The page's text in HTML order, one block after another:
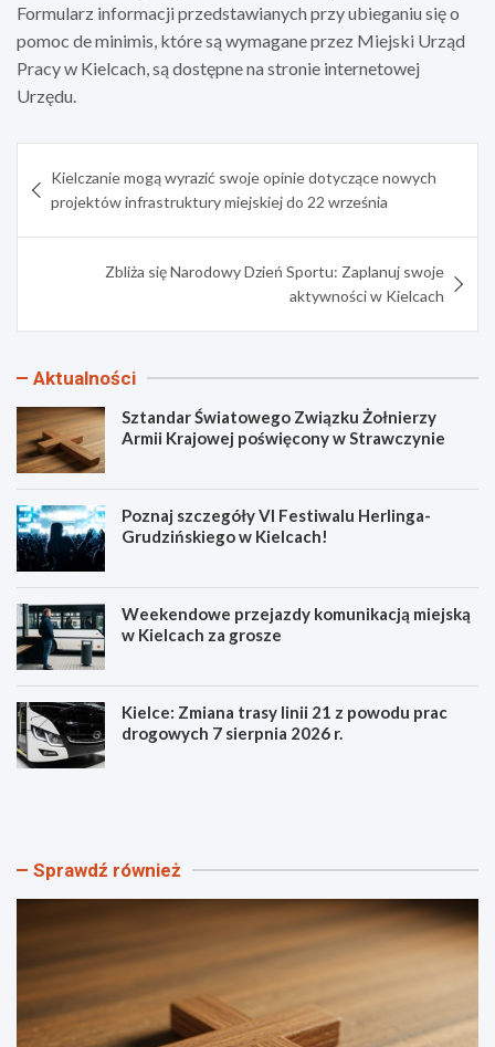
Formularz informacji przedstawianych przy ubieganiu się o
pomoc de minimis, które są wymagane przez Miejski Urząd
Pracy w Kielcach, są dostępne na stronie internetowej
Urzędu.
wpisu
Kielczanie mogą wyrazić swoje opinie dotyczące nowych
projektów infrastruktury miejskiej do 22 września
Zbliża się Narodowy Dzień Sportu: Zaplanuj swoje
aktywności w Kielcach
Aktualności
Sztandar Światowego Związku Żołnierzy
Armii Krajowej poświęcony w Strawczynie
Poznaj szczegóły VI Festiwalu Herlinga-
Grudzińskiego w Kielcach!
Weekendowe przejazdy komunikacją miejską
w Kielcach za grosze
Kielce: Zmiana trasy linii 21 z powodu prac
drogowych 7 sierpnia 2026 r.
S
d
i
t
P
j
e
ó
Sprawdź również